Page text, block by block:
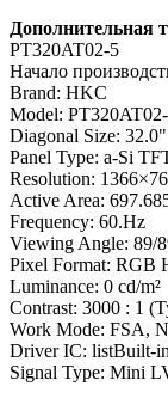
Дополнительная
PT320AT02-5
Начало
Brand: HKC
Model:
Diagonal Size: 32.0"
Panel Type: a-Si
Resolution:
Active Area:
Frequency: 60.Hz
Viewing Angle: 89/
Pixel Format: RGB
Luminance: 0 cd/m²
Contrast: 3000 : 1
Work Mode: FSA,
Driver IC: listBuilt-
Signal Type: Mini